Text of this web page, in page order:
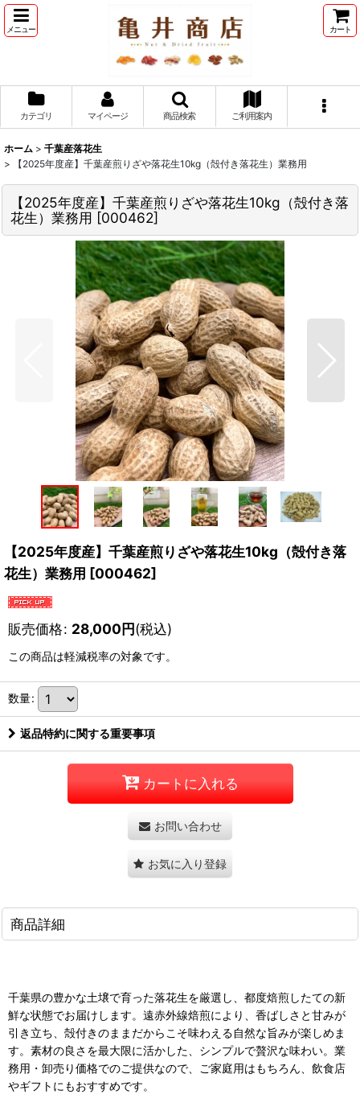
メニュー カート
カテゴリ マイページ 商品検索 ご利用案内
ホーム > 千葉産落花生
>
【2025年度産】千葉産煎りざや落花生10kg（殻付き落花生）業務用
【2025年度産】千葉産煎りざや落花生10kg（殻付き落
花生）業務用 [000462]
【2025年度産】千葉産煎りざや落花生10kg（殻付き落
花生）業務用 [000462]
販売価格: 28,000円(税込)
この商品は軽減税率の対象です。
数量:
返品特約に関する重要事項
カートに入れる
お問い合わせ
お気に入り登録
商品詳細
千葉県の豊かな土壌で育った落花生を厳選し、都度焙煎したての新
鮮な状態でお届けします。遠赤外線焙煎により、香ばしさと甘みが
引き立ち、殻付きのままだからこそ味わえる自然な旨みが楽しめま
す。素材の良さを最大限に活かした、シンプルで贅沢な味わい。業
務用・卸売り価格でのご提供なので、ご家庭用はもちろん、飲食店
やギフトにもおすすめです。